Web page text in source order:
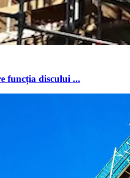
funcția discului ...